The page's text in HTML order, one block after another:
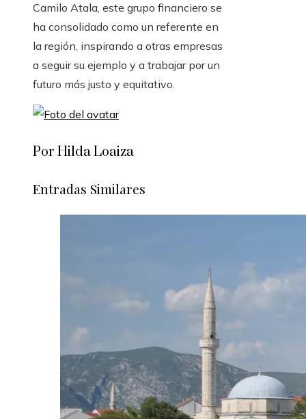
Camilo Atala, este grupo financiero se
ha consolidado como un referente en
la región, inspirando a otras empresas
a seguir su ejemplo y a trabajar por un
futuro más justo y equitativo.
Por Hilda Loaiza
Entradas Similares